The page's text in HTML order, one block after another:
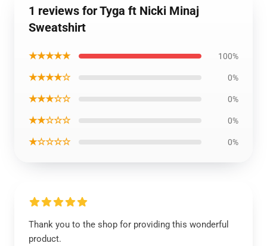
1 reviews for Tyga ft Nicki Minaj
Sweatshirt
★★★★★ 100%
★★★★☆ 0%
★★★☆☆ 0%
★★☆☆☆ 0%
★☆☆☆☆ 0%
Thank you to the shop for providing this wonderful
product.